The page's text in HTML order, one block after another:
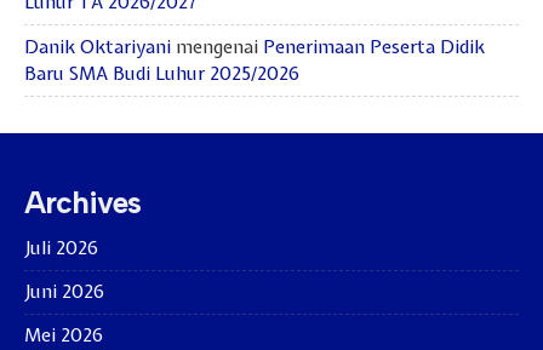
Danik Oktariyani mengenai Penerimaan Peserta Didik
Baru SMA Budi Luhur 2025/2026
Archives
Juli 2026
Juni 2026
Mei 2026